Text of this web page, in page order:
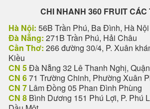
CHI NHANH 360 FRUIT CÁC
Hà Nội: 56B Trần Phú, Ba Đình, Hà Nội
Đà Nẵng: 271B Trần Phú, Hải Châu
Cần Thơ: 266 đường 30/4, P. Xuân
Kiều
CN 5Đà Nẵng 32 Lê Thanh Nghị,
CN 671 Trường Chinh, Phường Xuân
CN 7 Lâm Đồng 05 Phan Đình Phùng
CN 8 Bình Dương 151 Phú Lợi, P. Phú